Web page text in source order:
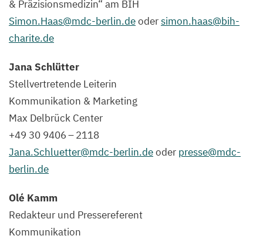
& Präzisionsmedizin“ am BIH
Simon.​Haas@​mdc-​berlin.​deodersimon.​haas@​bih-​
charite.​de
Jana Schlütter
Stellvertretende Leiterin
Kommunikation & Marketing
Max Delbrück Center
+49 30 9406–2118
Jana.​Schluetter@​mdc-​berlin.​deoder presse@​mdc-​
berlin.​de
Olé Kamm
Redakteur und Pressereferent
Kommunikation